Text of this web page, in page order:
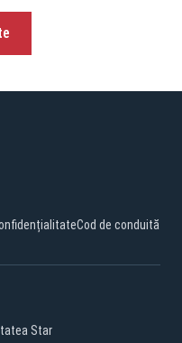
Cod de conduită
Star